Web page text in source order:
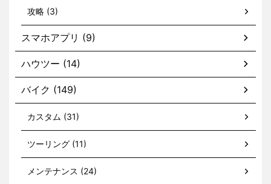
攻略 (3)
スマホアプリ (9)
ハウツー (14)
バイク (149)
カスタム (31)
ツーリング (11)
メンテナンス (24)